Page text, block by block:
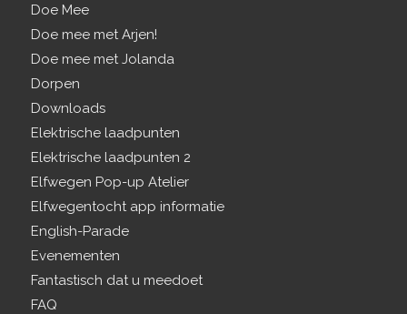
Doe Mee
Doe mee met Arjen!
Doe mee met Jolanda
Dorpen
Downloads
Elektrische laadpunten
Elektrische laadpunten 2
Elfwegen Pop-up Atelier
Elfwegentocht app informatie
English-Parade
Evenementen
Fantastisch dat u meedoet
FAQ